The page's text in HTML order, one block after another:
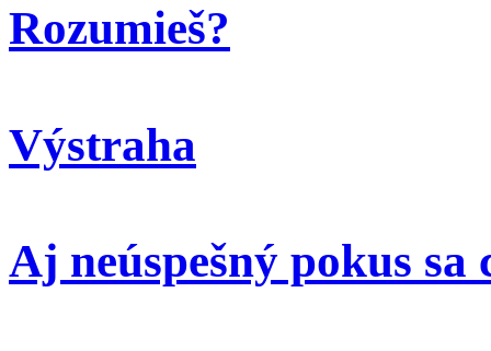
Rozumieš?
Výstraha
Aj neúspešný pokus sa